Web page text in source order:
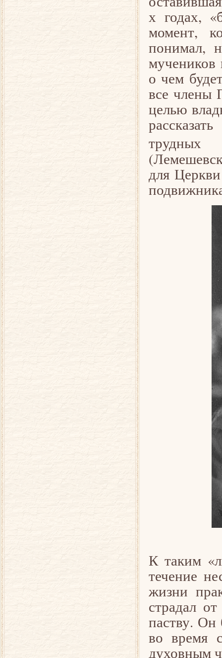
х годах,
момент,
понимал,
мучеников
о чем
все члены
целью
трудных
для
К таким
течение
жизни
страдал
паству. Он
во время
духовным